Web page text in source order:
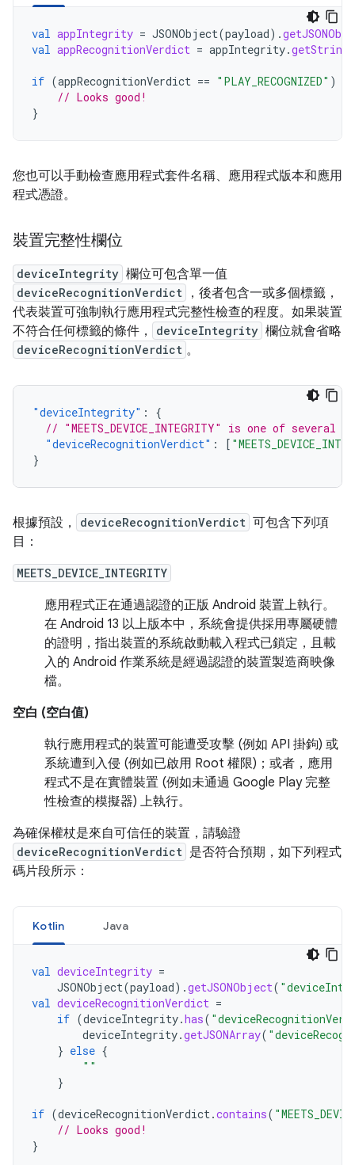
val appIntegrity = JSONObject(payload).
val appRecognitionVerdict = appIntegrity.getString
if (appRecognitionVerdict == "PLAY_RECOGNIZED" )
// Looks good!
}
您也可以手動檢查應用程式套件名稱、應用程式版本和應用
程式憑證。
裝置完整性欄位
deviceIntegrity 欄位可包含單一值
deviceRecognitionVerdict
，後者包含一或多個標籤，
代表裝置可強制執行應用程式完整性檢查的程度。如果裝置
不符合任何標籤的條件，
deviceIntegrity 欄位就會省略
deviceRecognitionVerdict 。
"deviceIntegrity" :
{
// "MEETS_DEVICE_INTEGRITY" is one of several
"deviceRecognitionVerdict" : [
}
根據預設， deviceRecognitionVerdict 可包含下列項
目：
MEETS_DEVICE_INTEGRITY
應用程式正在通過認證的正版 Android 裝置上執行。
在 Android 13 以上版本中，系統會提供採用專屬硬體
的證明，指出裝置的系統啟動載入程式已鎖定，且載
入的 Android 作業系統是經過認證的裝置製造商映像
檔。
空白 (空白值)
執行應用程式的裝置可能遭受攻擊 (例如 API 掛鉤) 或
系統遭到入侵 (例如已啟用 Root 權限)；或者，應用
程式不是在實體裝置 (例如未通過 Google Play 完整
性檢查的模擬器) 上執行。
為確保權杖是來自可信任的裝置，請驗證
deviceRecognitionVerdict 是否符合預期，如下列程式
碼片段所示：
Kotlin Java
val deviceIntegrity =
JSONObject(payload).getJSONObject(
val deviceRecognitionVerdict =
if (deviceIntegrity.has(
deviceIntegrity.getJSONArray(
} else {
""
}
if (deviceRecognitionVerdict.contains(
// Looks good!
}